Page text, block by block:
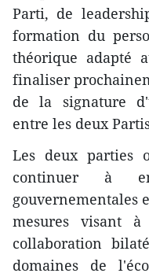
Parti, de
formation du
théorique adapté
finaliser
de la signature
entre les deux
Les deux parties
continuer à
gouvernementales
mesures visant
collaboration
domaines de